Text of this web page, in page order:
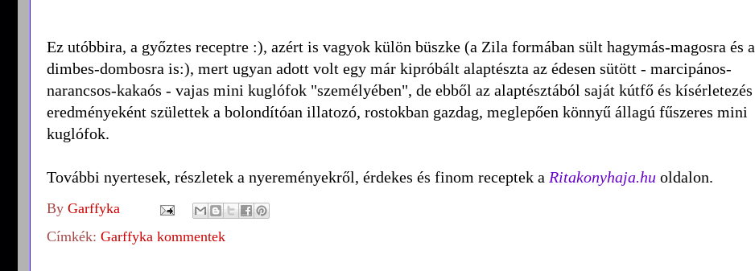
Ez utóbbira, a győztes receptre :), azért is vagyok külön büszke (a Zila formában sült hagymás-magosra és a
dimbes-dombosra is:), mert ugyan adott volt egy már kipróbált alaptészta az édesen sütött - marcipános-
narancsos-kakaós - vajas mini kuglófok "személyében", de ebből az alaptésztából saját kútfő és kísérletezés
eredményeként születtek a bolondítóan illatozó, rostokban gazdag, meglepően könnyű állagú fűszeres mini
kuglófok.
További nyertesek, részletek a nyereményekről, érdekes és finom receptek a Ritakonyhaja.hu oldalon.
By Garffyka
Címkék: Garffyka kommentek